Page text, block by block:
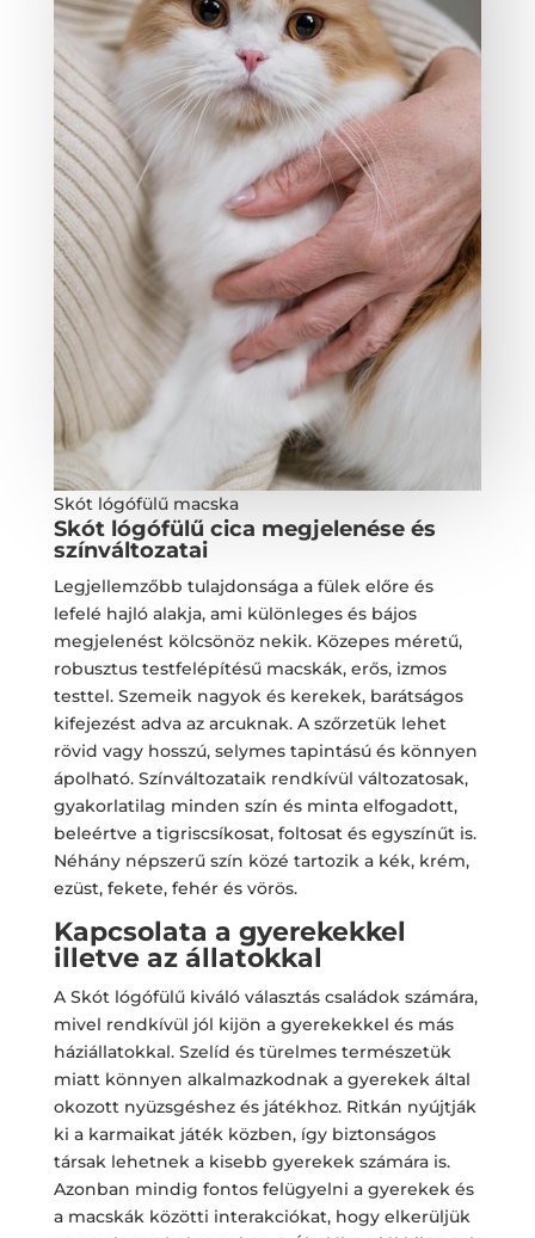
Skót lógófülű macska
Skót lógófülű cica megjelenése és
színváltozatai
Legjellemzőbb tulajdonsága a fülek előre és
lefelé hajló alakja, ami különleges és bájos
megjelenést kölcsönöz nekik. Közepes méretű,
robusztus testfelépítésű macskák, erős, izmos
testtel. Szemeik nagyok és kerekek, barátságos
kifejezést adva az arcuknak. A szőrzetük lehet
rövid vagy hosszú, selymes tapintású és könnyen
ápolható. Színváltozataik rendkívül változatosak,
gyakorlatilag minden szín és minta elfogadott,
beleértve a tigriscsíkosat, foltosat és egyszínűt is.
Néhány népszerű szín közé tartozik a kék, krém,
ezüst, fekete, fehér és vörös.
Kapcsolata a gyerekekkel
illetve az állatokkal
A Skót lógófülű kiváló választás családok számára,
mivel rendkívül jól kijön a gyerekekkel és más
háziállatokkal. Szelíd és türelmes természetük
miatt könnyen alkalmazkodnak a gyerekek által
okozott nyüzsgéshez és játékhoz. Ritkán nyújtják
ki a karmaikat játék közben, így biztonságos
társak lehetnek a kisebb gyerekek számára is.
Azonban mindig fontos felügyelni a gyerekek és
a macskák közötti interakciókat, hogy elkerüljük